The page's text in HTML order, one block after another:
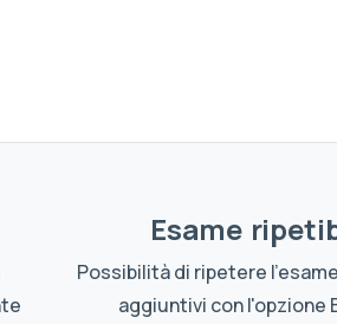
Esame
Possibilità di ripetere
aggiuntivi con l'opzione